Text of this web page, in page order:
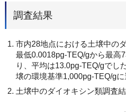
調査結果
市内28地点における土壌中の
最低0.0018pg-TEQ/gから最高
り、平均は13.0pg-TEQ/gでし
壌の環境基準1,000pg-TEQ/gに
土壌中のダイオキシン類調査